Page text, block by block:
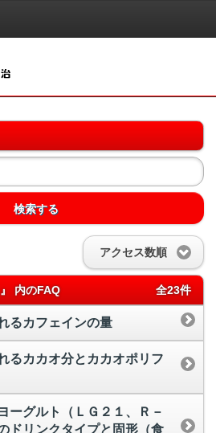
検索する
アクセス数順
内のFAQ 全23件
るカフェインの量
るカカオ分とカカオポリフ
ーグルト（ＬＧ２１、Ｒ－
ドリンクタイプと固形（食